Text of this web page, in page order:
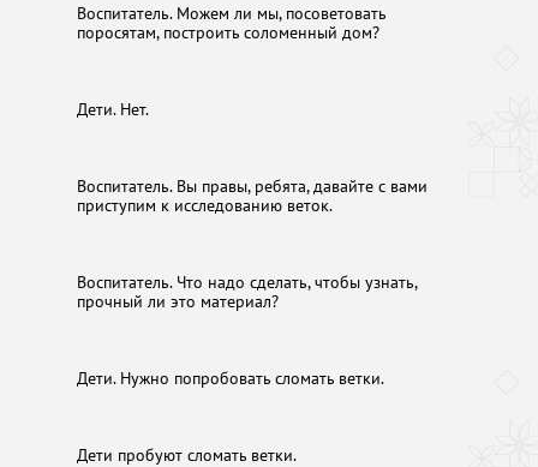
Воспитатель. Можем ли мы, посоветовать
поросятам, построить соломенный дом?
Дети. Нет.
Воспитатель. Вы правы, ребята, давайте с вами
приступим к исследованию веток.
Воспитатель. Что надо сделать, чтобы узнать,
прочный ли это материал?
Дети. Нужно попробовать сломать ветки.
Дети пробуют сломать ветки.